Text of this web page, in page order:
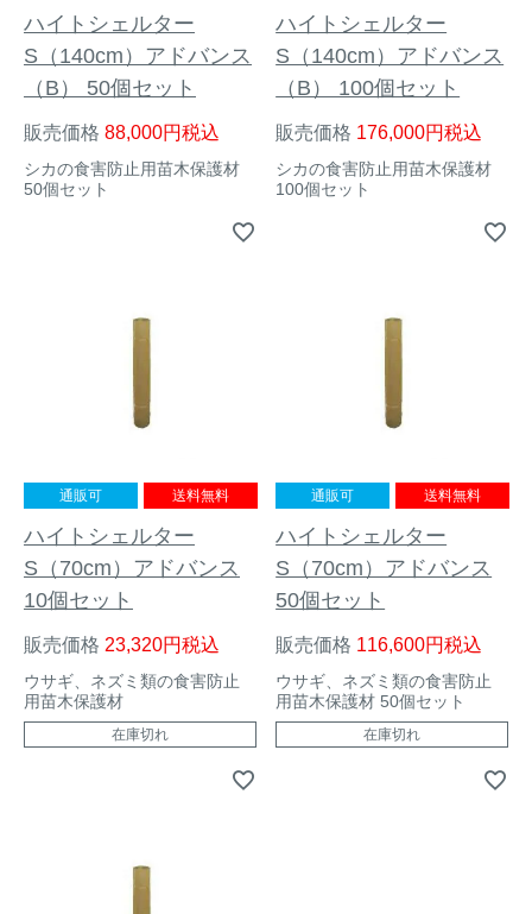
ハイトシェルター
S（140cm）アドバンス
（B） 50個セット
販売価格 88,000 税込
シカの食害防止用苗木保護材
50個セット
ハイトシェルター
S（140cm）アドバンス
（B） 100個セット
販売価格 176,000 税込
シカの食害防止用苗木保護材
100個セット
通販可 送料無料
ハイトシェルター
S（70cm）アドバンス
10個セット
販売価格 23,320 税込
ウサギ、ネズミ類の食害防止
用苗木保護材
在庫切れ
通販可 送料無料
ハイトシェルター
S（70cm）アドバンス
50個セット
販売価格 116,600 税込
ウサギ、ネズミ類の食害防止
用苗木保護材 50個セット
在庫切れ